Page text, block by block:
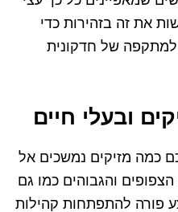
את זה בזהירות כדי
למתקפה של חדקונית
ובעלי חיים
כמה מזיקים נמשכים אל
והגבוהים כמו גם
פורה להתפתחות קהילות